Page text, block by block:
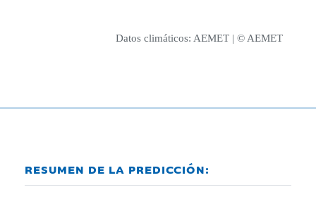
Datos climáticos: AEMET | © AEMET
RESUMEN DE LA PREDICCIÓN: